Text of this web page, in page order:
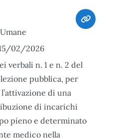
02/2026
verbali n. 1 e n. 2 del
pubblica, per
di una
di incarichi
pieno e determinato
medico nella